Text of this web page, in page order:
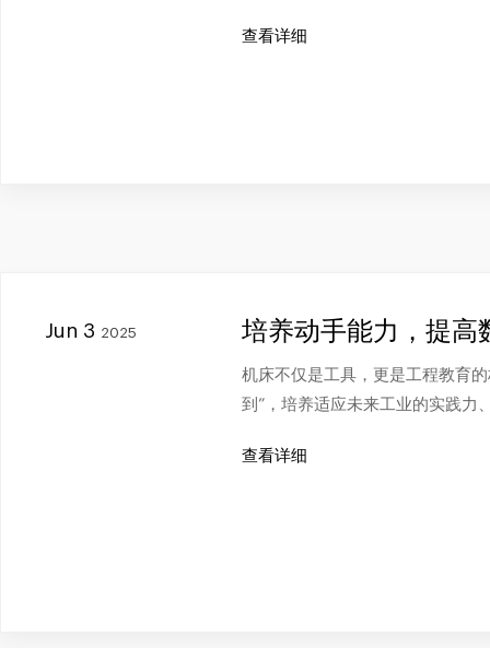
查看详细
Jun 3 2025 培养动手能力，提高
机床不仅是工具，更是工程教育
到”，培养适应未来工业的实践力
查看详细